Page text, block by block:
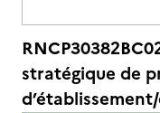
stratégique de